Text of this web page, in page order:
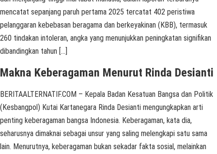
mencatat sepanjang paruh pertama 2025 tercatat 402 peristiwa
pelanggaran kebebasan beragama dan berkeyakinan (KBB), termasuk
260 tindakan intoleran, angka yang menunjukkan peningkatan signifikan
dibandingkan tahun […]
Makna Keberagaman Menurut Rinda Desianti
BERITAALTERNATIF.COM – Kepala Badan Kesatuan Bangsa dan Politik
(Kesbangpol) Kutai Kartanegara Rinda Desianti mengungkapkan arti
penting keberagaman bangsa Indonesia. Keberagaman, kata dia,
seharusnya dimaknai sebagai unsur yang saling melengkapi satu sama
lain. Menurutnya, keberagaman bukan sekadar fakta sosial, melainkan